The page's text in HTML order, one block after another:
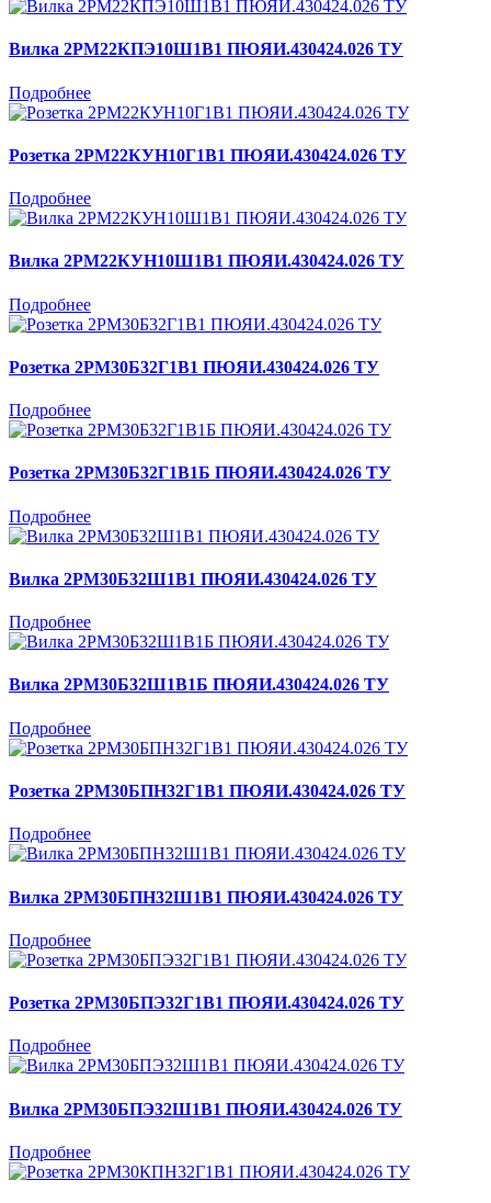
Вилка 2РМ22КПЭ10Ш1В1 ПЮЯИ.430424.026 ТУ
Подробнее
Розетка 2РМ22КУН10Г1В1 ПЮЯИ.430424.026 ТУ
Подробнее
Вилка 2РМ22КУН10Ш1В1 ПЮЯИ.430424.026 ТУ
Подробнее
Розетка 2РМ30Б32Г1В1 ПЮЯИ.430424.026 ТУ
Подробнее
Розетка 2РМ30Б32Г1В1Б ПЮЯИ.430424.026 ТУ
Подробнее
Вилка 2РМ30Б32Ш1В1 ПЮЯИ.430424.026 ТУ
Подробнее
Вилка 2РМ30Б32Ш1В1Б ПЮЯИ.430424.026 ТУ
Подробнее
Розетка 2РМ30БПН32Г1В1 ПЮЯИ.430424.026 ТУ
Подробнее
Вилка 2РМ30БПН32Ш1В1 ПЮЯИ.430424.026 ТУ
Подробнее
Розетка 2РМ30БПЭ32Г1В1 ПЮЯИ.430424.026 ТУ
Подробнее
Вилка 2РМ30БПЭ32Ш1В1 ПЮЯИ.430424.026 ТУ
Подробнее